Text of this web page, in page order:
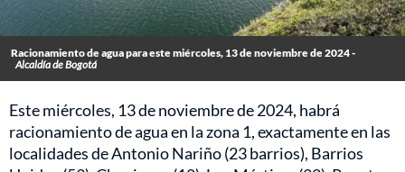
Racionamiento de agua para este miércoles, 13 de noviembre de 2024 -
Alcaldía de Bogotá
Este miércoles, 13 de noviembre de 2024, habrá
racionamiento de agua en la zona 1, exactamente en las
localidades de Antonio Nariño (23 barrios), Barrios